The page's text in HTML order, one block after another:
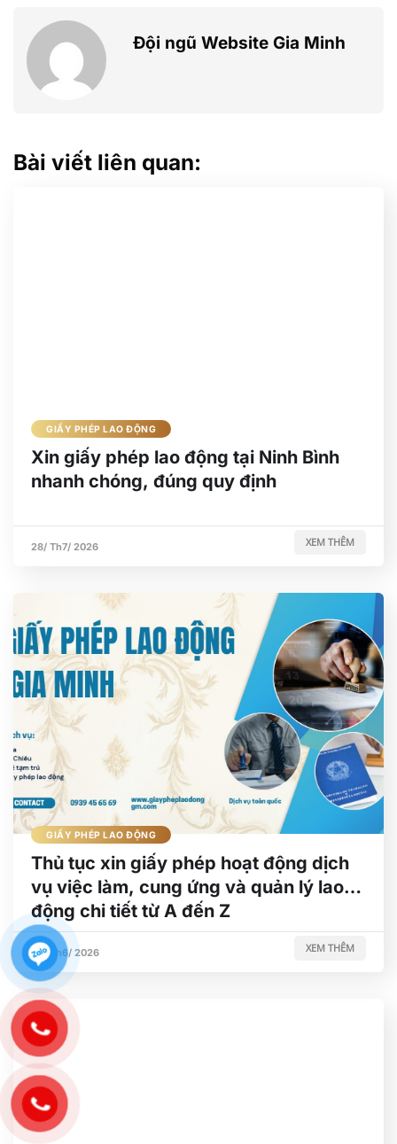
Đội ngũ Website Gia Minh
Bài viết liên quan:
GIẤY PHÉP LAO ĐỘNG
Xin giấy phép lao động tại Ninh Bình
nhanh chóng, đúng quy định
28/ Th7/ 2026 XEM THÊM
GIẤY PHÉP LAO ĐỘNG
Thủ tục xin giấy phép hoạt động dịch
vụ việc làm, cung ứng và quản lý lao
động chi tiết từ A đến Z
26/ Th6/ 2026 XEM THÊM